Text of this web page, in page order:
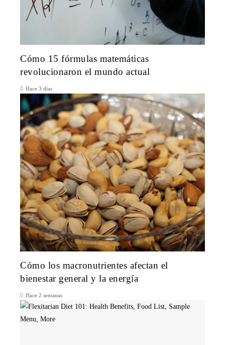
Cómo 15 fórmulas matemáticas
revolucionaron el mundo actual
Hace 3 días
Cómo los macronutrientes afectan el
bienestar general y la energía
Hace 2 semanas